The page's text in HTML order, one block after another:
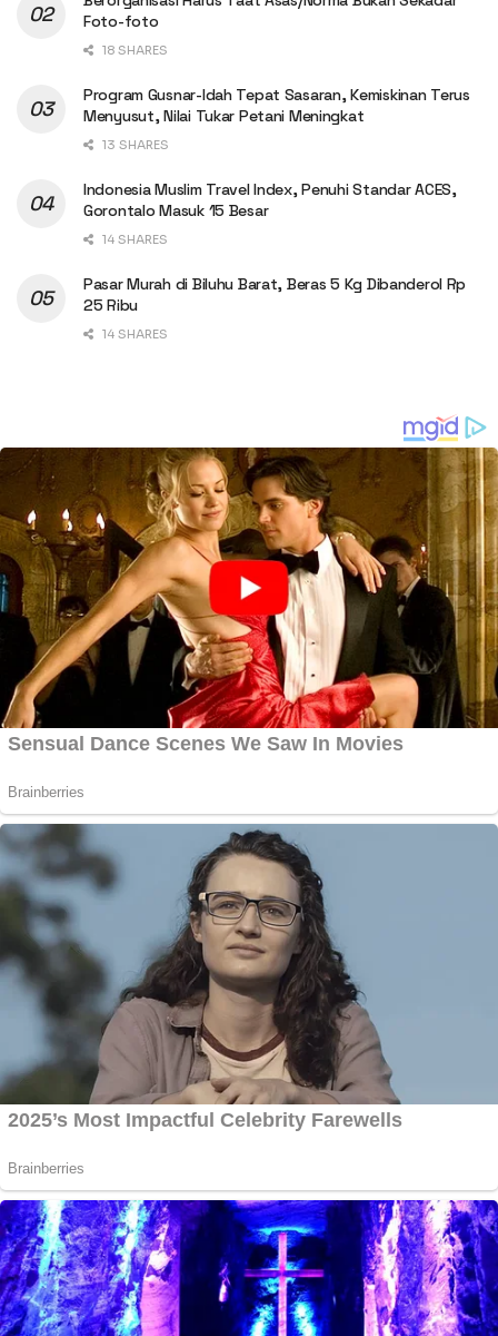
Foto-foto
18 SHARES
Program Gusnar-Idah Tepat Sasaran, Kemiskinan Terus
Menyusut, Nilai Tukar Petani Meningkat
13 SHARES
Indonesia Muslim Travel Index, Penuhi Standar ACES,
Gorontalo Masuk 15 Besar
14 SHARES
Pasar Murah di Biluhu Barat, Beras 5 Kg Dibanderol Rp
25 Ribu
14 SHARES